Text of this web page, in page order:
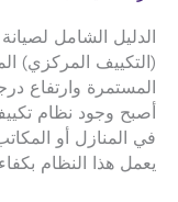
الدليل الشامل
(التكييف المركزي)
المستمرة وارتفاع
أصبح وجود نظام
في المنازل أو
يعمل هذا النظام